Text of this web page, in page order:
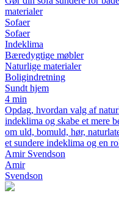
materialer
Sofaer
Sofaer
Indeklima
Bæredygtige møbler
Naturlige materialer
Boligindretning
Sundt hjem
4 min
Opdag, hvordan valg af
indeklima og skabe et mere
om uld, bomuld, hør,
et sundere indeklima og en
Amir Svendson
Amir
Svendson